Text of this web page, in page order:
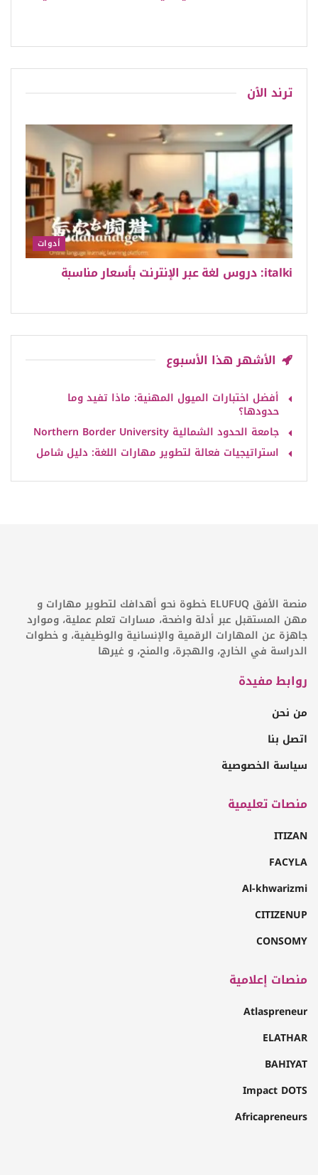
ترند الٱن
أدوات
italki: دروس لغة عبر الإنترنت بأسعار مناسبة
الأشهر هذا الأسبوع
أفضل اختبارات الميول المهنية: ماذا تفيد وما
حدودها؟
جامعة الحدود الشمالية Northern Border University
استراتيجيات فعالة لتطوير مهارات اللغة: دليل شامل
منصة الأفق ELUFUQ خطوة نحو أهدافك لتطوير مهارات و
مهن المستقبل عبر أدلة واضحة، مسارات تعلم عملية، وموارد
جاهزة عن المهارات الرقمية والإنسانية والوظيفية، و خطوات
الدراسة في الخارج، والهجرة، والمنح، و غيرها
روابط مفيدة
من نحن
اتصل بنا
سياسة الخصوصية
منصات تعليمية
ITIZAN
FACYLA
Al-khwarizmi
CITIZENUP
CONSOMY
منصات إعلامية
Atlaspreneur
ELATHAR
BAHIYAT
Impact DOTS
Africapreneurs